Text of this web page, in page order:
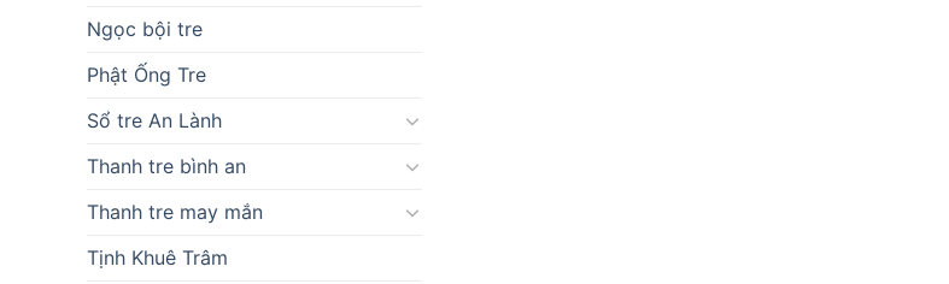
Ngọc bội tre
Phật Ống Tre
Sổ tre An Lành
Thanh tre bình an
Thanh tre may mắn
Tịnh Khuê Trâm